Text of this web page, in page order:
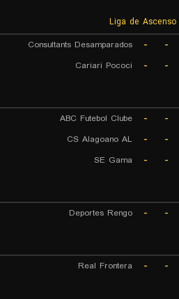
-
-
Consultants Desamparados
-
-
Cariari Pococi
-
-
ABC Futebol Clube
-
-
CS Alagoano AL
-
-
SE Gama
-
-
Deportes Rengo
-
-
Real Frontera